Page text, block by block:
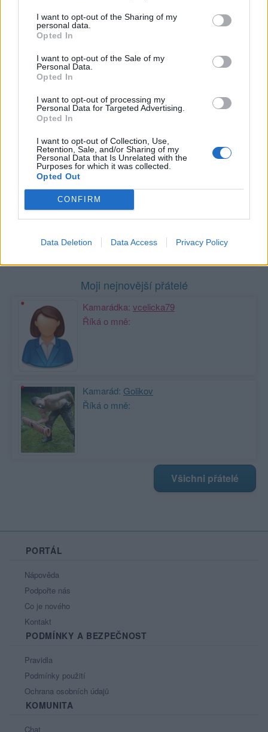
I want to opt-out of the Sharing of my
personal data.
Opted In
I want to opt-out of the Sale of my
Personal Data.
Opted In
I want to opt-out of processing my
Personal Data for Targeted Advertising.
Opted In
I want to opt-out of Collection, Use,
Retention, Sale, and/or Sharing of my
Personal Data that Is Unrelated with the
Purposes for which it was collected.
Opted Out
CONFIRM
Data Deletion Data Access Privacy Policy
Počet přátel: 2
Oblibené místnosti: Žádné
Sledované diskuze
Vztahy
Je ve vztahu s uživatelkou:
Poslední 3 příspěvky na mé zdi
Nemá žádné příspěvky
Moji nejnovější přátelé
Kamarádka: vcelicka79
Říká o mně:
Kamarád: Golikov
Říká o mně:
Všichni přátelé
PORTÁL
Nápověda
Podpořte nás
Co je nového
Kontakt
PODMÍNKY A BEZPEČNOST
Pravidla
Podmínky použití
Ochrana osobních údajů
KOMUNITA
Chat